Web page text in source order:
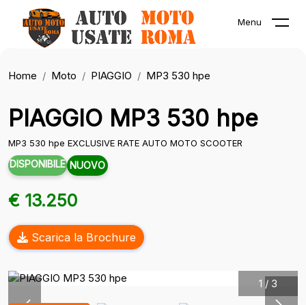
Menu
Home Moto PIAGGIO MP3 530 hpe
PIAGGIO MP3 530 hpe
MP3 530 hpe EXCLUSIVE RATE AUTO MOTO SCOOTER
DISPONIBILE NUOVO
€ 13.250
Scarica la Brochure
1 / 3